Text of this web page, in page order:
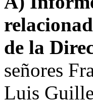
de la
señores
Luis